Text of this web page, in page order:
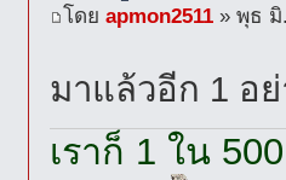
โดยapmon2511 » พุธ มิ
มาแล้วอีก 1 อ
เราก็ 1 ใน